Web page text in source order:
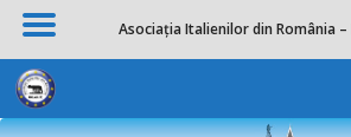
Skip to contentAsociația Italienilor din România –